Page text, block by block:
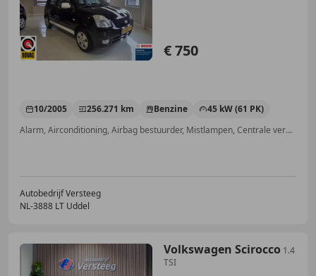
€ 750
10/2005 256.271 km Benzine
45 kW (61 PK)
Alarm, Airconditioning, Airbag bestuurder, Mistlampen, Centrale vergrendeling, Startonderbreker, Elektrische ramen, Airbag passagier
Autobedrijf Versteeg
NL-3888 LT Uddel
Volkswagen Scirocco 1.4
TSI